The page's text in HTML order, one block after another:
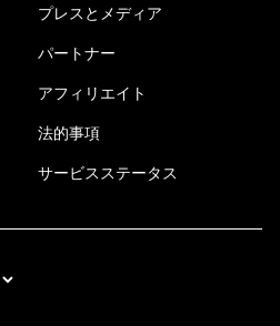
プレスとメディア
パートナー
アフィリエイト
法的事項
サービスステータス